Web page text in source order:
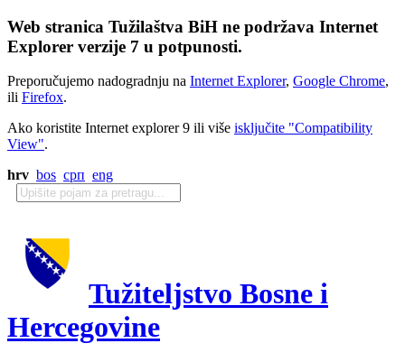
Web stranica Tužilaštva BiH ne podržava Internet
Explorer verzije 7 u potpunosti.
Preporučujemo nadogradnju na Internet Explorer, Google Chrome,
ili Firefox.
Ako koristite Internet explorer 9 ili više isključite "Compatibility
View".
hrv bos срп eng
Tužiteljstvo Bosne i
Hercegovine